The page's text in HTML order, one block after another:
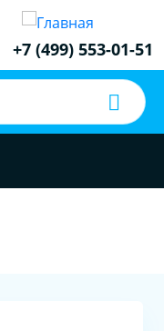
+7 (499) 553-01-51